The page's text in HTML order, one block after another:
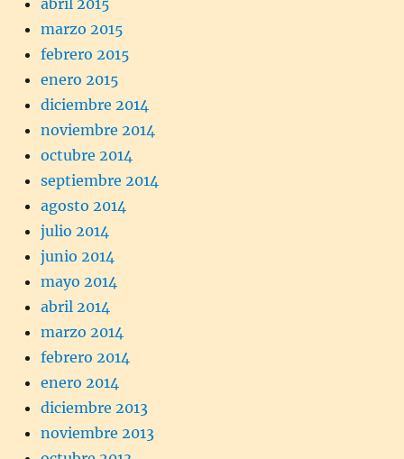
abril 2015
marzo 2015
febrero 2015
enero 2015
diciembre 2014
noviembre 2014
octubre 2014
septiembre 2014
agosto 2014
julio 2014
junio 2014
mayo 2014
abril 2014
marzo 2014
febrero 2014
enero 2014
diciembre 2013
noviembre 2013